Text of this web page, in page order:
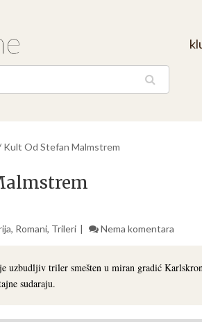
Kult Od Stefan Malmstrem
, Romani, Trileri Nema komentara
uzbudljiv triler smešten u miran gradić
sudaraju.